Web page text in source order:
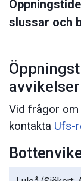
slussar och
Vid frågor om
kontakta Ufs-